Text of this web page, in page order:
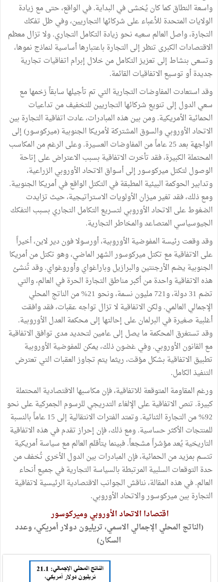
واسعة النطاق كما كان يُخشى في البداية. في الواقع، حتى مع زيادة
الولايات المتحدة للأعباء على شركائها التجاريين، وفي ظل تفكك
التجارة، واصل العالم سعيه نحو زيادة التكامل التجاري. ولا تزال معظم
الاقتصادات الكبرى تنظر إلى التجارة باعتبارها أساسية لنماذج نموها،
وتسعى بنشاط إلى تعزيز التكامل من خلال إبرام اتفاقيات تجارية
جديدة أو توسيع الاتفاقيات القائمة.
وقد استعادت المفاوضات التجارية التي تم تأجيلها سابقاً زخمها مع
سعي الدول إلى تنويع شركائها التجاريين للتخفيف من تداعيات
الحمائية الأمريكية. ومن بين هذه المبادرات، عادت اتفاقية التجارة بين
الاتحاد الأوروبي والسوق المشتركة لأمريكا الجنوبية (ميركوسور) إلى
الواجهة بعد 25 عاماً من المفاوضات العسيرة. وعلى الرغم من المكاسب
المحتملة الكبيرة، فقد تأخرت الاتفاقية بسبب الاعتراض على إتاحة
الوصول لتكتل ميركوسور إلى أسواق الاتحاد الأوروبي الزراعية،
وتدابير الحوكمة البيئية المطبقة في التكتل الواقع في أمريكا الجنوبية.
ومع ذلك، فقد تغير ميزان الأولويات الاستراتيجية، حيث تزايدت
الضغوط على الاتحاد الأوروبي لتسريع التكامل التجاري بسبب التفكك
الجيوسياسي المتصاعد والمخاطر التجارية.
وقد وقعت رئيسة المفوضية الأوروبية، أورسولا فون دير لاين، أخيراً
على الاتفاقية مع تكتل ميركوسور الشهر الماضي، وهو تكتل من أمريكا
الجنوبية يضم الأرجنتين والبرازيل وباراغواي وأوروغواي. وقد تُنشئ
هذه الاتفاقية واحدة من أكبر مناطق التجارة الحرة في العالم، والتي
تضم 31 دولة، و721 مليون نسمة، ونحو 21% من الناتج المحلي
الإجمالي العالمي. ولكن الاتفاقية لا تزال تواجه عقبات، فقد وافقت
أغلبية صغيرة في البرلمان على إحالتها إلى محكمة العدل الأوروبية.
وقد تستغرق المحكمة ما يصل إلى عامين لتحديد مدى توافق الاتفاقية
مع القانون الأوروبي. وفي غضون ذلك، يمكن للمفوضية الأوروبية
تطبيق الاتفاقية بشكل مؤقت، ريثما يتم تجاوز العقبات التي تعترض
التنفيذ الكامل.
ورغم المقاومة المتوقعة للاتفاقية، فإن مكاسبها الاقتصادية المحتملة
كبيرة. تنص الاتفاقية على الإلغاء التدريجي للرسوم الجمركية على نحو
92% من التجارة الثنائية. وتمتد الفترات الانتقالية إلى 15 عاماً بالنسبة
للمنتجات الأكثر حساسية. ومع ذلك، فإن إحراز تقدم في هذه الاتفاقية
التاريخية يُعد مؤشراً مشجعاً. فبينما يتأقلم العالم مع سياسة أمريكية
تتسم بمزيد من الحمائية، فإن المبادرات بين الدول الأخرى تُخفف من
حدة التوقعات السلبية المرتبطة بالسياسة التجارية في جميع أنحاء
العالم. في هذه المقالة، نناقش الجوانب الاقتصادية الرئيسية لاتفاقية
التجارة بين ميركوسور والاتحاد الأوروبي.
اقتصادا الاتحاد الأوروبي وميركوسور
(الناتج المحلي الإجمالي الاسمي، تريليون دولار أمريكي، وعدد
السكان)